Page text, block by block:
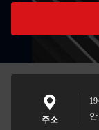
주소
안